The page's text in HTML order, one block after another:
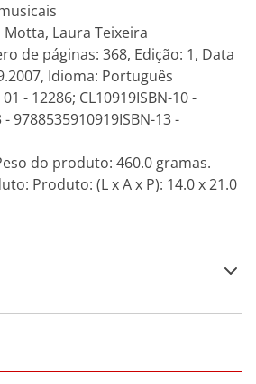
Laura Teixeira
de páginas: 368, Edição: 1, Data
Idioma: Português
- 12286; CL10919ISBN-10 -
9788535910919ISBN-13 -
do produto: 460.0 gramas.
Produto: (L x A x P): 14.0 x 21.0